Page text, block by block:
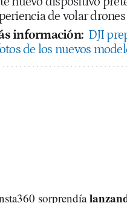
de volar drones
información: DJI
de los nuevos
sorprendía